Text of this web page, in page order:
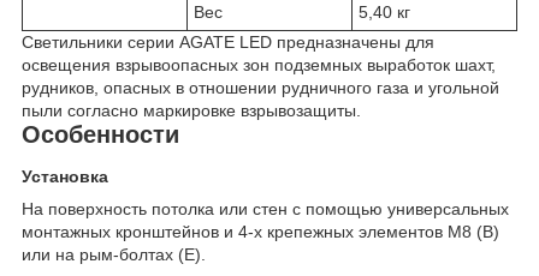
Вес
5,40 кг
Светильники серии AGATE LED предназначены для
освещения взрывоопасных зон подземных выработок шахт,
рудников, опасных в отношении рудничного газа и угольной
пыли согласно маркировке взрывозащиты.
Особенности
Установка
На поверхность потолка или стен с помощью универсальных
монтажных кронштейнов и 4-х крепежных элементов М8 (B)
или на рым-болтах (E).